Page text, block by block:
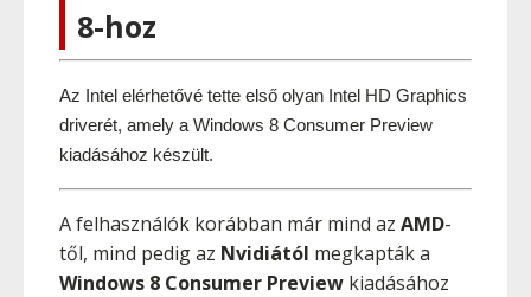
8-hoz
Az Intel elérhetővé tette első olyan Intel HD Graphics
driverét, amely a Windows 8 Consumer Preview
kiadásához készült.
A felhasználók korábban már mind az AMD-
től, mind pedig az Nvidiától megkapták a
Windows 8 Consumer Preview kiadásához